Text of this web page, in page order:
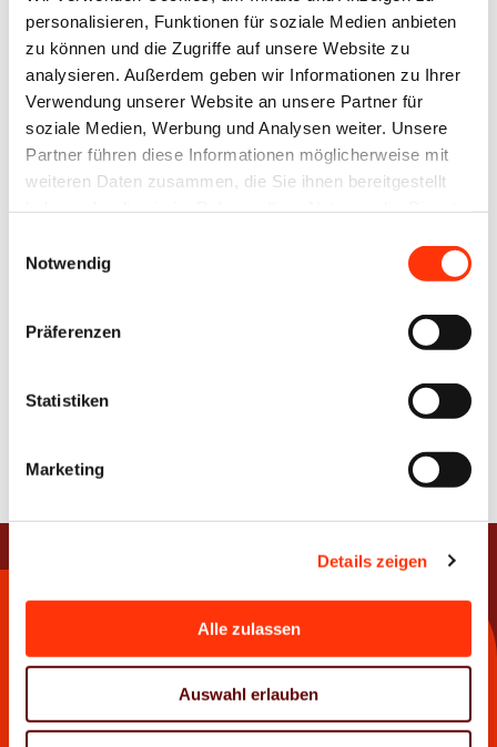
personalisieren, Funktionen für soziale Medien anbieten
zu können und die Zugriffe auf unsere Website zu
analysieren. Außerdem geben wir Informationen zu Ihrer
Verwendung unserer Website an unsere Partner für
soziale Medien, Werbung und Analysen weiter. Unsere
Partner führen diese Informationen möglicherweise mit
weiteren Daten zusammen, die Sie ihnen bereitgestellt
Notwendig
Präferenzen
Statistiken
Marketing
Details zeigen
Alle zulassen
Auswahl erlauben
Ausbildung
Aktualisierte
Berufsbroschüre
LEBEN BUNT!“
27. November 2023
Umwelt und
Nachhaltigkeit
Deutscher
20. November 2023
Ansprechpartner
Kontakt
Bundesverband Druck und Medien e.V.
Abteilung Öffentlichkeitsarbeit
Markgrafenstraße 15 | 10969 Berlin